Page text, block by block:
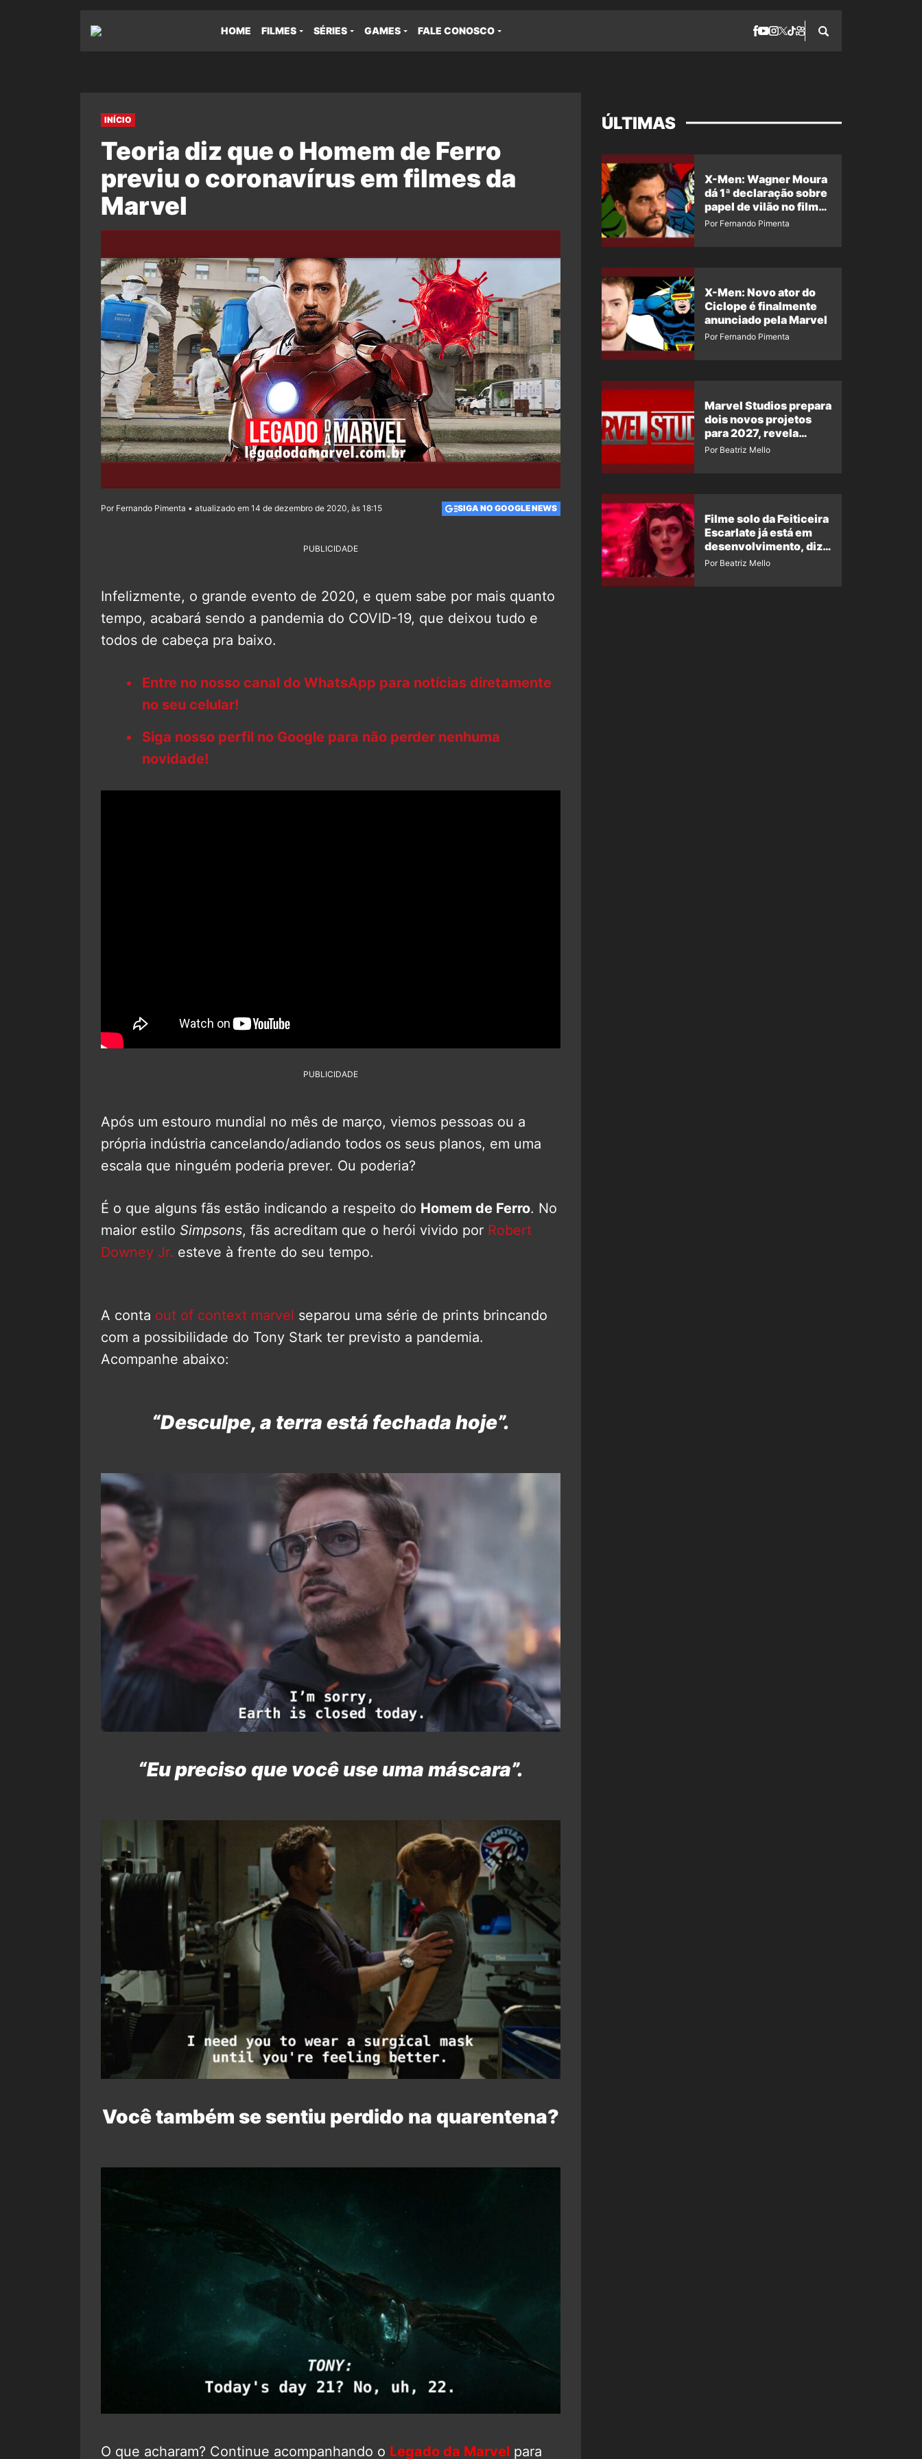
HOME FILMES SÉRIES GAMES FALE CONOSCO
INÍCIO
Teoria diz que o Homem de Ferro
previu o coronavírus em filmes da
Marvel
Por Fernando Pimenta • atualizado em 14 de dezembro de 2020, às 18:15 SIGA NO GOOGLE NEWS
PUBLICIDADE
Infelizmente, o grande evento de 2020, e quem sabe por mais quanto
tempo, acabará sendo a pandemia do COVID-19, que deixou tudo e
todos de cabeça pra baixo.
Entre no nosso canal do WhatsApp para notícias diretamente
no seu celular!
Siga nosso perfil no Google para não perder nenhuma
novidade!
PUBLICIDADE
Após um estouro mundial no mês de março, viemos pessoas ou a
própria indústria cancelando/adiando todos os seus planos, em uma
escala que ninguém poderia prever. Ou poderia?
É o que alguns fãs estão indicando a respeito do Homem de Ferro. No
maior estilo Simpsons, fãs acreditam que o herói vivido por Robert
Downey Jr. esteve à frente do seu tempo.
A conta out of context marvel separou uma série de prints brincando
com a possibilidade do Tony Stark ter previsto a pandemia.
Acompanhe abaixo:
“Desculpe, a terra está fechada hoje”.
“Eu preciso que você use uma máscara”.
Você também se sentiu perdido na quarentena?
O que acharam? Continue acompanhando o Legado da Marvel para
ÚLTIMAS
X-Men: Wagner Moura
dá 1ª declaração sobre
papel de vilão no filme
da Marvel
Por Fernando Pimenta
X-Men: Novo ator do
Ciclope é finalmente
anunciado pela Marvel
Por Fernando Pimenta
Marvel Studios prepara
dois novos projetos
para 2027, revela
insider
Por Beatriz Mello
Filme solo da Feiticeira
Escarlate já está em
desenvolvimento, diz
insider
Por Beatriz Mello